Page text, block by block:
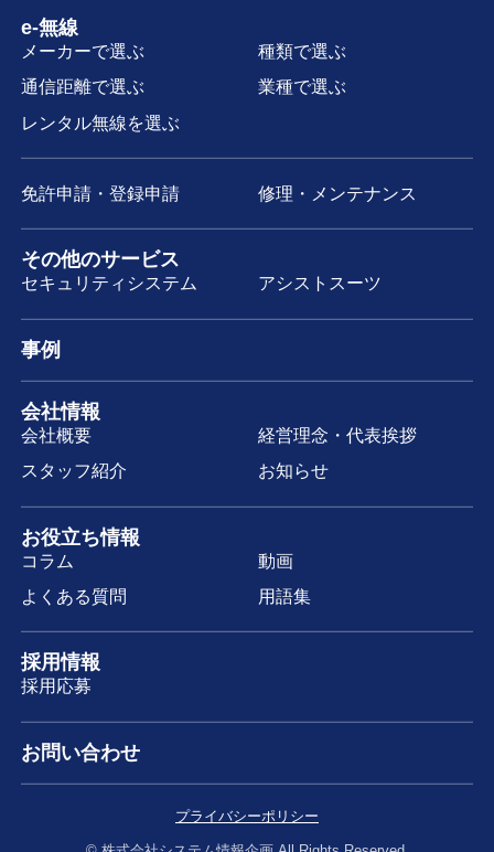
e-無線
メーカーで選ぶ
種類で選ぶ
通信距離で選ぶ
業種で選ぶ
レンタル無線を選ぶ
免許申請・登録申請 修理・メンテナンス
その他のサービス
セキュリティシステム アシストスーツ
事例
会社情報
会社概要
経営理念・代表挨拶
スタッフ紹介
お知らせ
お役立ち情報
コラム
動画
よくある質問
用語集
採用情報
採用応募
お問い合わせ
プライバシーポリシー